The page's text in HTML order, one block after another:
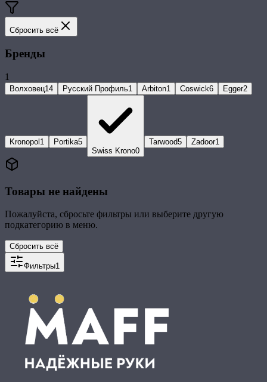
Сбросить всё
Бренды
1
Волховец14 Русский Профиль1 Arbiton1 Coswick6 Egger2
Kronopol 1 Portika5
Swiss Krono0
Tarwood5 Zadoor1
Товары не найдены
Пожалуйста, сбросьте фильтры или выберите другую
подкатегорию в меню.
Сбросить всё
Фильтры1